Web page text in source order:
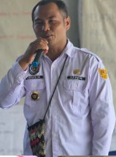
Penyaluran ADD